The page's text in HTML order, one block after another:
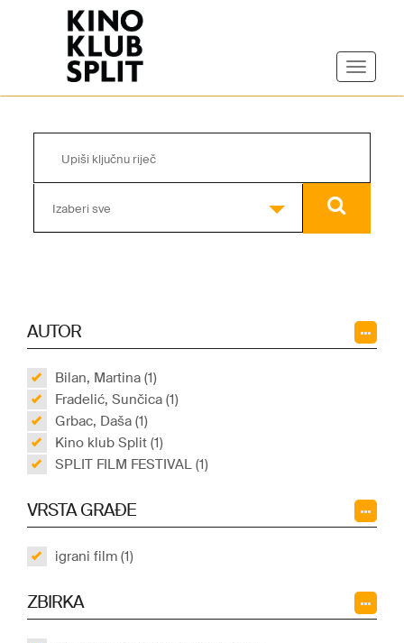
Izaberi sve
AUTOR
Bilan, Martina (1)
Fradelić, Sunčica (1)
Grbac, Daša (1)
Kino klub Split (1)
SPLIT FILM FESTIVAL (1)
VRSTA GRAĐE
igrani film (1)
ZBIRKA